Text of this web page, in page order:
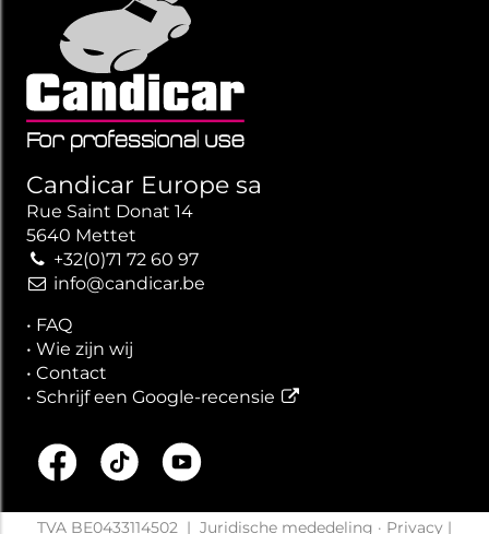
Candicar Europe sa
Rue Saint Donat 14
5640 Mettet
+32(0)71 72 60 97
info@candicar.be
• FAQ
• Wie zijn wij
• Contact
• Schrijf een Google-recensie
TVA BE0433114502 | Juridische mededeling · Privacy |